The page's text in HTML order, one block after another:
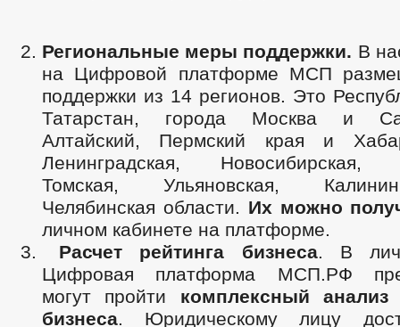
Региональные меры поддержки. В
на Цифровой платформе МСП
поддержки из 14 регионов. Это
Татарстан, города Москва и
Алтайский, Пермский края и
Ленинградская, Новосибирская,
Томская, Ульяновская,
Челябинская области. Их можно
личном кабинете на платформе.
Расчет рейтинга бизнеса. В
Цифровая платформа МСП.РФ
могут пройти комплексный анализ
бизнеса. Юридическому лицу